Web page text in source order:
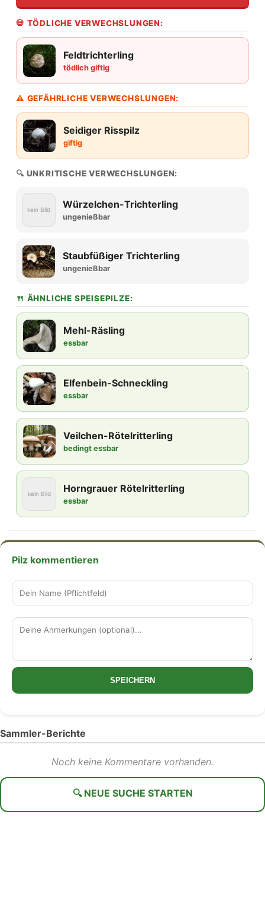
💀 TÖDLICHE VERWECHSLUNGEN:
Feldtrichterling
tödlich giftig
⚠ GEFÄHRLICHE VERWECHSLUNGEN:
Seidiger Risspilz
giftig
🔍 UNKRITISCHE VERWECHSLUNGEN:
kein Bild Würzelchen-Trichterling
ungenießbar
Staubfüßiger Trichterling
ungenießbar
🍴 ÄHNLICHE SPEISEPILZE:
Mehl-Räsling
essbar
Elfenbein-Schneckling
essbar
Veilchen-Rötelritterling
bedingt essbar
kein Bild Horngrauer Rötelritterling
essbar
Pilz kommentieren
SPEICHERN
Sammler-Berichte
Noch keine Kommentare vorhanden.
🔍 NEUE SUCHE STARTEN